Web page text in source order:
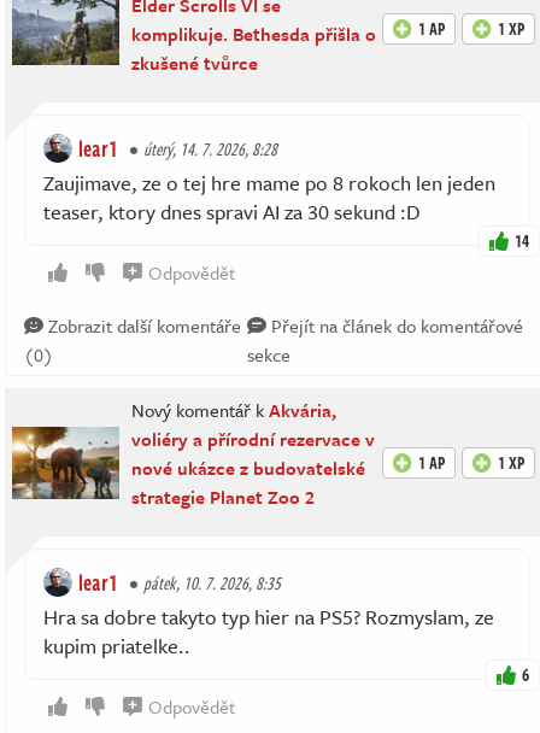
komplikuje. Bethesda přišla o
zkušené tvůrce
1 AP 1 XP
lear1 úterý, 14. 7. 2026, 8:28
Zaujimave, ze o tej hre mame po 8 rokoch len jeden
teaser, ktory dnes spravi AI za 30 sekund :D
14
Odpovědět
Zobrazit další komentáře
(0)
Přejít na článek do komentářové
sekce
Nový komentář kAkvária,
voliéry a přírodní rezervace v
nové ukázce z budovatelské
strategie Planet Zoo 2
1 AP 1 XP
lear1 pátek, 10. 7. 2026, 8:35
Hra sa dobre takyto typ hier na PS5? Rozmyslam, ze
kupim priatelke..
6
Odpovědět